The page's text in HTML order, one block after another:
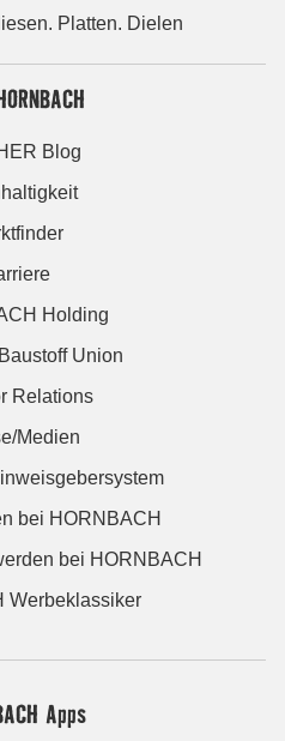
Platten. Dielen
Blog
Holding
Union
Relations
Medien
bei HORNBACH
bei HORNBACH
Werbeklassiker
Apps